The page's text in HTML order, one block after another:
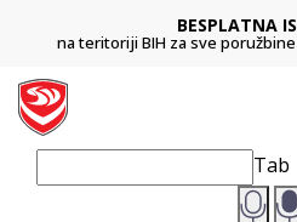
BESPLATNA
na teritoriji BIH za sve
Tab